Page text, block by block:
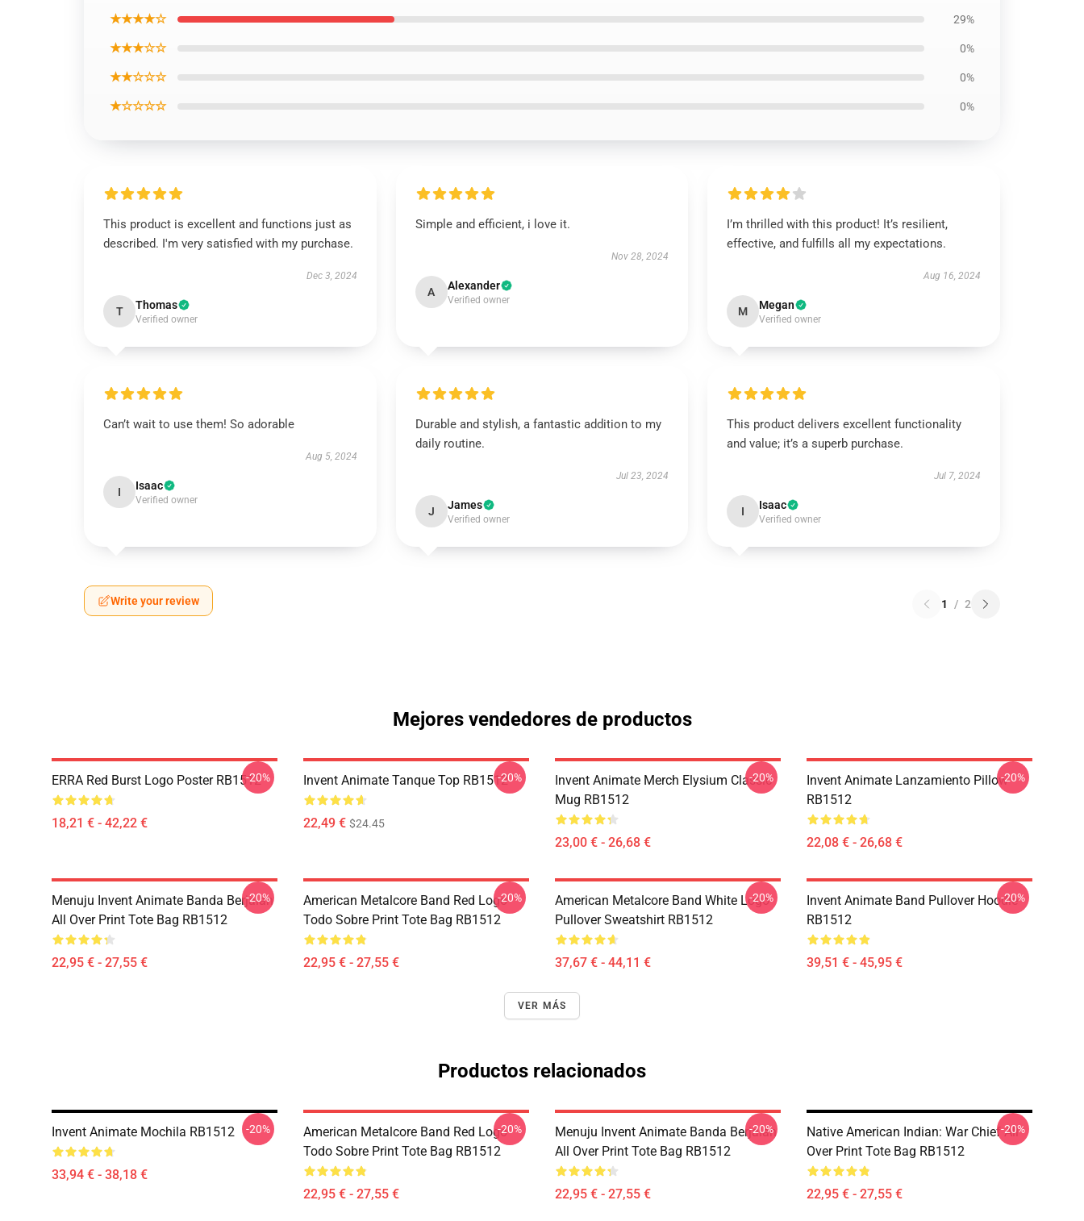
★★★★☆ 29%
★★★☆☆ 0%
★★☆☆☆ 0%
★☆☆☆☆ 0%
This product is excellent and functions just as
described. I'm very satisfied with my purchase.
Dec 3, 2024
T Thomas
Verified owner
Simple and efficient, i love it.
Nov 28, 2024
A Alexander
Verified owner
I’m thrilled with this product! It’s resilient,
effective, and fulfills all my expectations.
Aug 16, 2024
M Megan
Verified owner
Can’t wait to use them! So adorable
Aug 5, 2024
I Isaac
Verified owner
Durable and stylish, a fantastic addition to my
daily routine.
Jul 23, 2024
J James
Verified owner
This product delivers excellent functionality
and value; it’s a superb purchase.
Jul 7, 2024
I Isaac
Verified owner
Write your review 1 / 2
Mejores vendedores de productos
ERRA Red Burst Logo Poster RB1512
18,21 € - 42,22 €
-20% Invent Animate Tanque Top RB1512
22,49 € $24.45
-20%
Invent Animate Merch Elysium Classic
Mug RB1512
23,00 € - 26,68 €
-20%
Invent Animate Lanzamiento Pillow
RB1512
22,08 € - 26,68 €
-20%
Menuju Invent Animate Banda Berjalan
All Over Print Tote Bag RB1512
22,95 € - 27,55 €
-20%
American Metalcore Band Red Logo
Todo Sobre Print Tote Bag RB1512
22,95 € - 27,55 €
-20%
American Metalcore Band White Logo
Pullover Sweatshirt RB1512
37,67 € - 44,11 €
-20%
Invent Animate Band Pullover Hoodie
RB1512
39,51 € - 45,95 €
-20%
VER MÁS
Productos relacionados
Invent Animate Mochila RB1512
33,94 € - 38,18 €
-20%
American Metalcore Band Red Logo
Todo Sobre Print Tote Bag RB1512
22,95 € - 27,55 €
-20%
Menuju Invent Animate Banda Berjalan
All Over Print Tote Bag RB1512
22,95 € - 27,55 €
-20%
Native American Indian: War Chief All
Over Print Tote Bag RB1512
22,95 € - 27,55 €
-20%